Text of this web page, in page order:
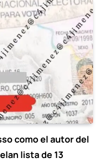
como el autor del
lista de 13